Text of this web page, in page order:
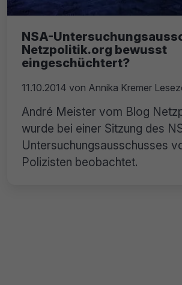
NSA-
Netzpolitik.org bewusst
eingeschüchtert?
11.10.2014 von Annika Kremer
André Meister vom Blog
wurde bei einer Sitzung des
Untersuchungsausschusses
Polizisten beobachtet.